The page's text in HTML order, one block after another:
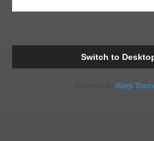
Switch to
Warp